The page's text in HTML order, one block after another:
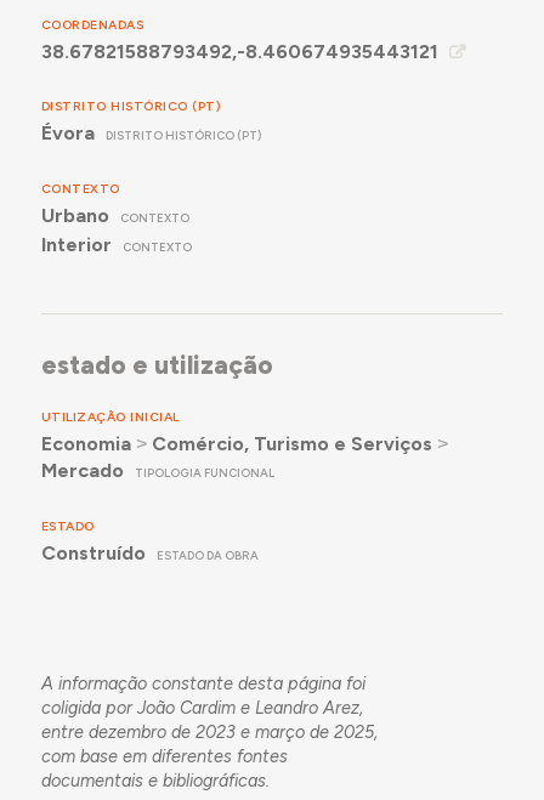
COORDENADAS
38.67821588793492,-8.460674935443121
DISTRITO HISTÓRICO (PT)
Évora DISTRITO HISTÓRICO (PT)
CONTEXTO
Urbano CONTEXTO
Interior CONTEXTO
estado e utilização
UTILIZAÇÃO INICIAL
Economia˃ Comércio, Turismo e Serviços ˃
Mercado
TIPOLOGIA FUNCIONAL
ESTADO
Construído ESTADO DA OBRA
A informação constante desta página foi
coligida por João Cardim e Leandro Arez,
entre dezembro de 2023 e março de 2025,
com base em diferentes fontes
documentais e bibliográficas.